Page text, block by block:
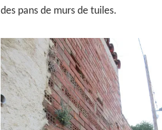
des pans de murs de tuiles.